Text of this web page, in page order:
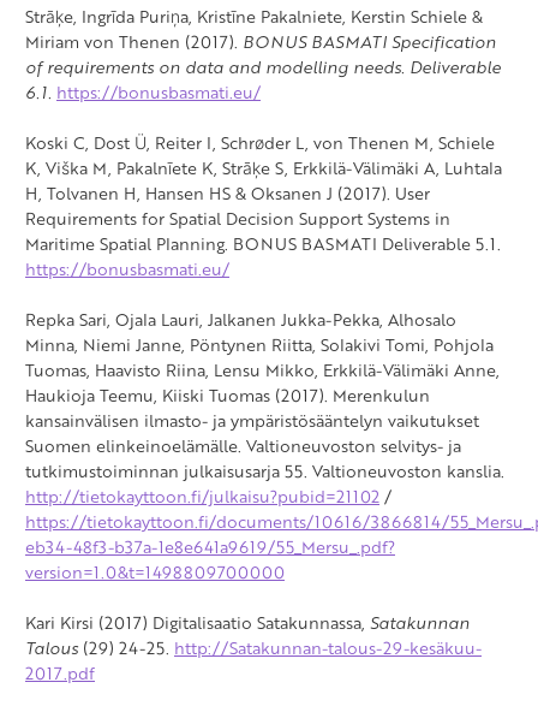
Strāķe, Ingrīda Puriņa, Kristīne Pakalniete, Kerstin Schiele &
Miriam von Thenen (2017). BONUS BASMATI Specification
of requirements on data and modelling needs. Deliverable
6.1. https://bonusbasmati.eu/
Koski C, Dost Ü, Reiter I, Schrøder L, von Thenen M, Schiele
K, Viška M, Pakalnīete K, Strāķe S, Erkkilä-Välimäki A, Luhtala
H, Tolvanen H, Hansen HS & Oksanen J (2017). User
Requirements for Spatial Decision Support Systems in
Maritime Spatial Planning. BONUS BASMATI Deliverable 5.1.
https://bonusbasmati.eu/
Repka Sari, Ojala Lauri, Jalkanen Jukka-Pekka, Alhosalo
Minna, Niemi Janne, Pöntynen Riitta, Solakivi Tomi, Pohjola
Tuomas, Haavisto Riina, Lensu Mikko, Erkkilä-Välimäki Anne,
Haukioja Teemu, Kiiski Tuomas (2017). Merenkulun
kansainvälisen ilmasto- ja ympäristösääntelyn vaikutukset
Suomen elinkeinoelämälle. Valtioneuvoston selvitys- ja
tutkimustoiminnan julkaisusarja 55. Valtioneuvoston kanslia.
http://tietokayttoon.fi/julkaisu?pubid=21102/
https://tietokayttoon.fi/documents/10616/3866814/
eb34-48f3-b37a-1e8e641a9619/55_Mersu_.pdf?
version=1.0&t=1498809700000
Kari Kirsi (2017) Digitalisaatio Satakunnassa, Satakunnan
Talous (29) 24-25. http://Satakunnan-talous-29-kesäkuu-
2017.pdf